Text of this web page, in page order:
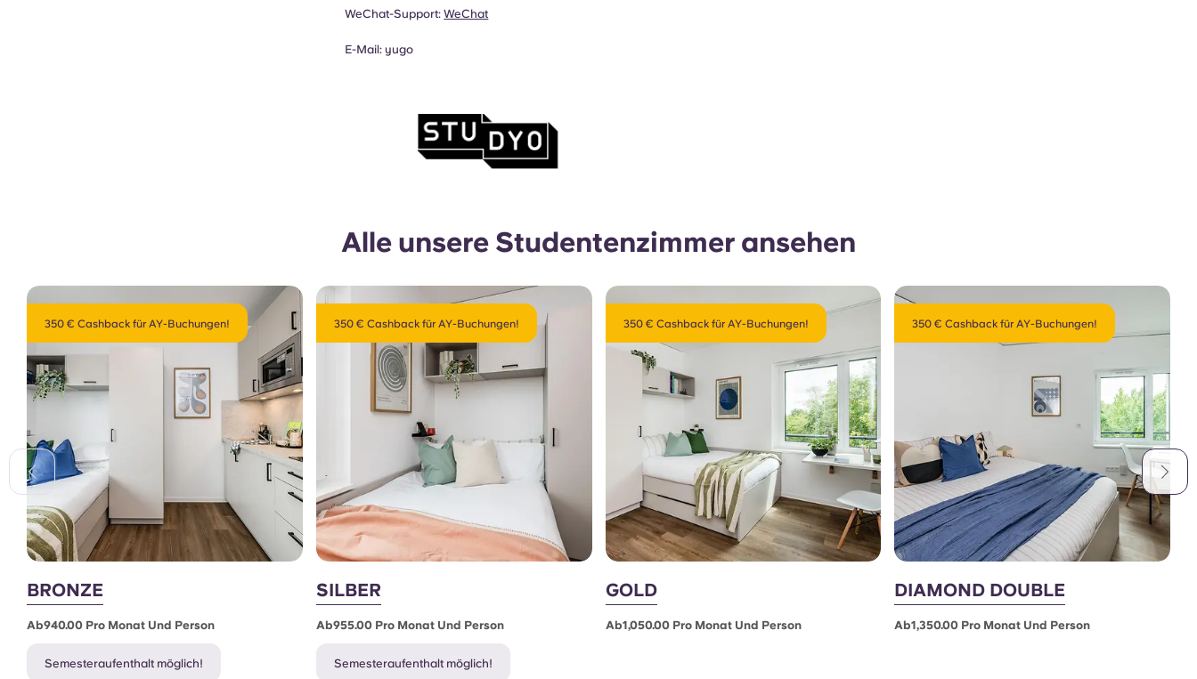
WeChat-Support:WeChat
E-Mail: yugo
Alle unsere Studentenzimmer ansehen
350 € Cashback für AY-Buchungen!
BRONZE
Ab940.00 Pro Monat Und Person
Semesteraufenthalt möglich!
350 € Cashback für AY-Buchungen!
SILBER
Ab955.00 Pro Monat Und Person
Semesteraufenthalt möglich!
350 € Cashback für AY-Buchungen!
GOLD
Ab1,050.00 Pro Monat Und Person
350 € Cashback für AY-Buchungen!
DIAMOND DOUBLE
Ab1,350.00 Pro Monat Und Person